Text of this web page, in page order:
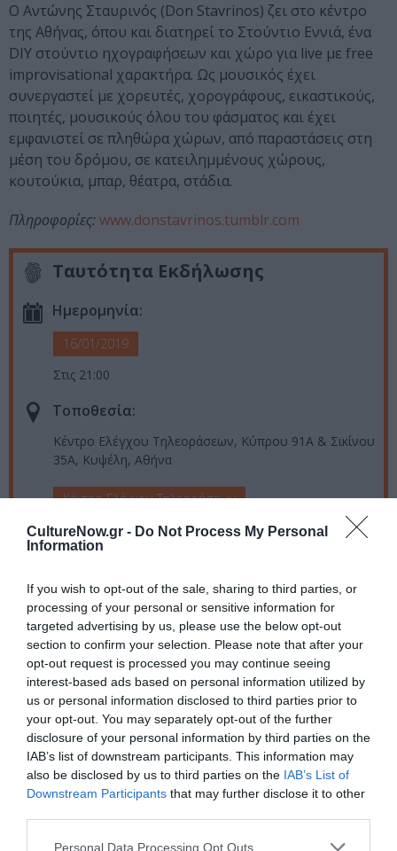
CultureNow.gr - Do Not Process My Personal
Information
If you wish to opt-out of the sale, sharing to third parties, or
processing of your personal or sensitive information for
targeted advertising by us, please use the below opt-out
section to confirm your selection. Please note that after your
opt-out request is processed you may continue seeing
interest-based ads based on personal information utilized by
us or personal information disclosed to third parties prior to
your opt-out. You may separately opt-out of the further
disclosure of your personal information by third parties on the
IAB’s list of downstream participants. This information may
also be disclosed by us to third parties on the IAB’s List of
Downstream Participants that may further disclose it to other
Personal Data Processing Opt Outs
Ο Αντώνης Σταυρινός (Don Stavrinos) ζει στο κέντρο
της Αθήνας, όπου και διατηρεί το Στούντιο Εννιά, ένα
DIY στούντιο ηχογραφήσεων και χώρο για live με free
improvisational χαρακτήρα. Ως μουσικός έχει
συνεργαστεί με χορευτές, χορογράφους, εικαστικούς,
ποιητές, μουσικούς όλου του φάσματος και έχει
εμφανιστεί σε πληθώρα χώρων, από παραστάσεις στη
μέση του δρόμου, σε κατειλημμένους χώρους,
κουτούκια, μπαρ, θέατρα, στάδια.
Πληροφορίες: www.donstavrinos.tumblr.com
Ταυτότητα Εκδήλωσης
Ημερομηνία:
16/01/2019
Στις 21:00
Τοποθεσία:
Κέντρο Ελέγχου Τηλεοράσεων, Κύπρου 91Α & Σικίνου
35Α, Κυψέλη, Αθήνα
Κέντρο Ελέγχου Τηλεοράσεων
Eισιτήρια:
Πληροφορίες / Κρατήσεις:
Τηλ.: 213.00.40.496 & 69.45.34.84.45 |polychorosket.gr
Ακολουθήστε το Culturenow.gr στοGoogle Newsκαι
μάθετε πρώτοι όλες τις ειδήσεις
Δείτε όλα τατελευταία νέαγια την Τέχνη και τον
Πολιτισμό στοCulturenow.gr
Νέοι Διαγωνισμοί❯